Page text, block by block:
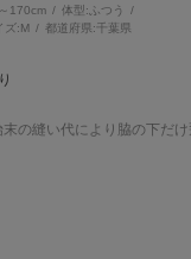
170cm 体型: ふつう
ズ:M 都道府県:千葉県
の縫い代により脇の下